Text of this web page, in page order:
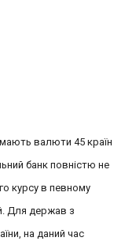
валюти 45 країн
банк повністю не
курсу в певному
Для держав з
на даний час